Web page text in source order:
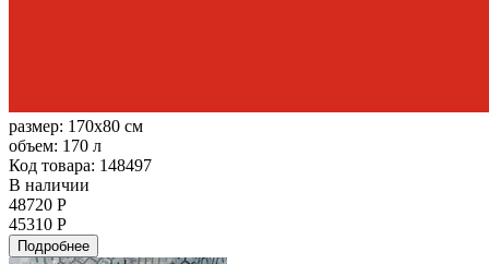
размер: 170x80 см
объем: 170 л
Код товара: 148497
В наличии
48720 Р
45310 Р
Подробнее